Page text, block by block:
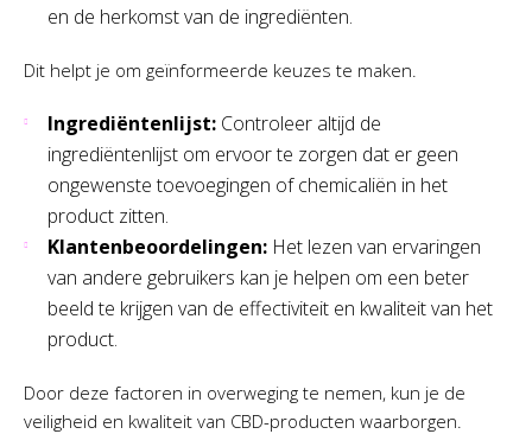
en de herkomst van de ingrediënten.
Dit helpt je om geïnformeerde keuzes te maken.
Ingrediëntenlijst: Controleer altijd de
ingrediëntenlijst om ervoor te zorgen dat er geen
ongewenste toevoegingen of chemicaliën in het
product zitten.
Klantenbeoordelingen: Het lezen van ervaringen
van andere gebruikers kan je helpen om een beter
beeld te krijgen van de effectiviteit en kwaliteit van het
product.
Door deze factoren in overweging te nemen, kun je de
veiligheid en kwaliteit van CBD-producten waarborgen.